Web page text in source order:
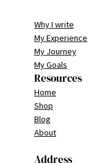
Why I write
My Experience
My Journey
My Goals
Resources
Home
Shop
Blog
About
Address